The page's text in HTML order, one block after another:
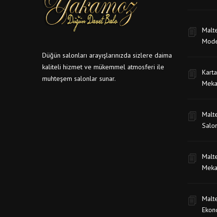
Düğün salonları arayışlarınızda sizlere daima
kaliteli hizmet ve mükemmel atmosferi ile
muhteşem salonlar sunar.